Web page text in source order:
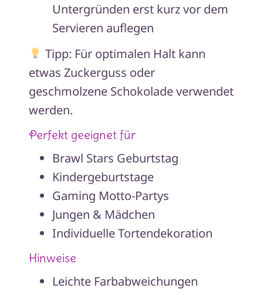
Untergründen erst kurz vor dem
Servieren auflegen
Tipp: Für optimalen Halt kann
etwas Zuckerguss oder
geschmolzene Schokolade verwendet
werden.
Perfekt geeignet für
Brawl Stars Geburtstag
Kindergeburtstage
Gaming Motto-Partys
Jungen & Mädchen
Individuelle Tortendekoration
Hinweise
Leichte Farbabweichungen